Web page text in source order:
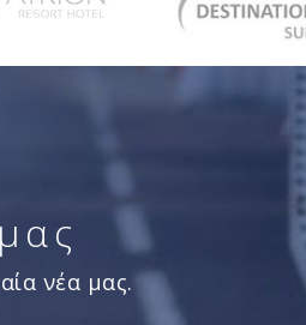
μας
νέα μας.